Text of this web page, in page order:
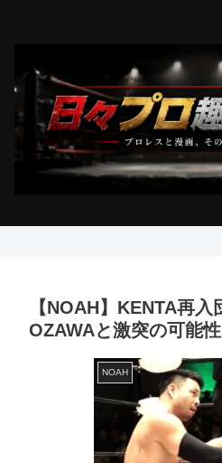
【NOAH】KENTA再
OZAWAと激突の可能
NOAH